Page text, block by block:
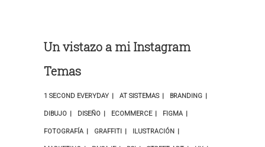
Un vistazo a mi Instagram
Temas
1 SECOND EVERYDAY AT SISTEMAS BRANDING
DIBUJO DISEÑO ECOMMERCE FIGMA
FOTOGRAFÍA GRAFFITI ILUSTRACIÓN